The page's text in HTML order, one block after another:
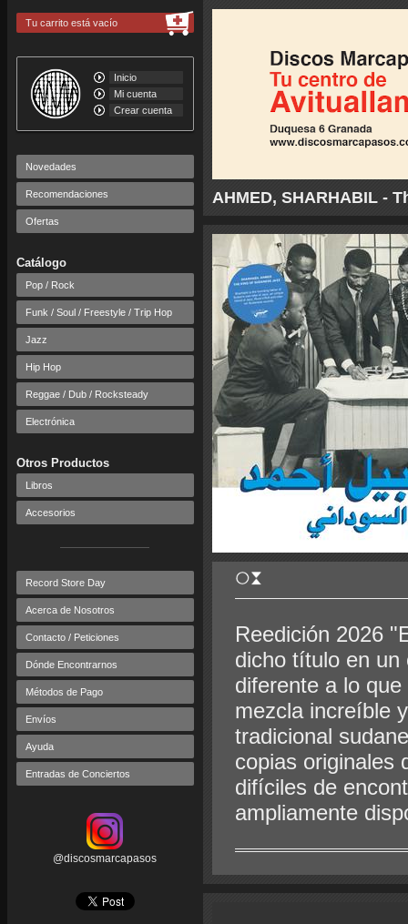
AHMED, SHARHABIL -
Tu carrito está vacío
Inicio
Mi cuenta
Crear cuenta
Novedades
Recomendaciones
Ofertas
Catálogo
Pop / Rock
Funk / Soul / Freestyle / Trip Hop
Jazz
Hip Hop
Reggae / Dub / Rocksteady
Electrónica
Otros Productos
Libros
Accesorios
Record Store Day
Acerca de Nosotros
Contacto / Peticiones
Dónde Encontrarnos
Métodos de Pago
Envíos
Ayuda
Entradas de Conciertos
@discosmarcapasos
Reedición 2026
dicho título en un
diferente a lo
mezcla increíble
tradicional
copias originales
difíciles de
ampliamente